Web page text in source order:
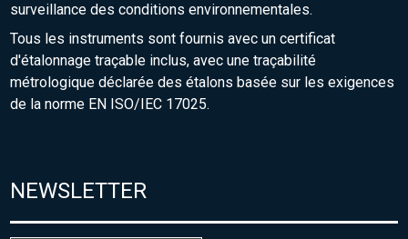
surveillance des conditions environnementales.
Tous les instruments sont fournis avec un certificat
d'étalonnage traçable inclus, avec une traçabilité
métrologique déclarée des étalons basée sur les exigences
de la norme EN ISO/IEC 17025.
NEWSLETTER